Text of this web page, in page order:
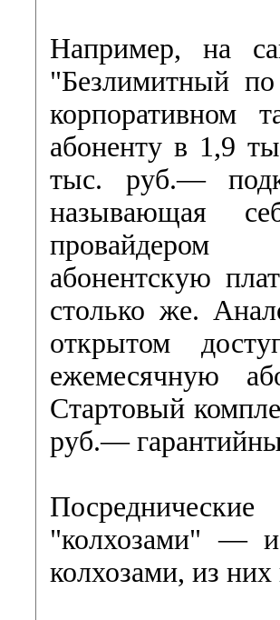
Например, на
"Безлимитный
корпоративном
абоненту в 1,9
тыс. руб.—
называющая
провайдером
абонентскую
столько же.
открытом
ежемесячную
Стартовый
руб.—
"колхозами" —
колхозами, из